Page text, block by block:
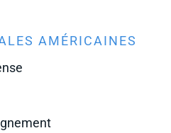
AMÉRICAINES